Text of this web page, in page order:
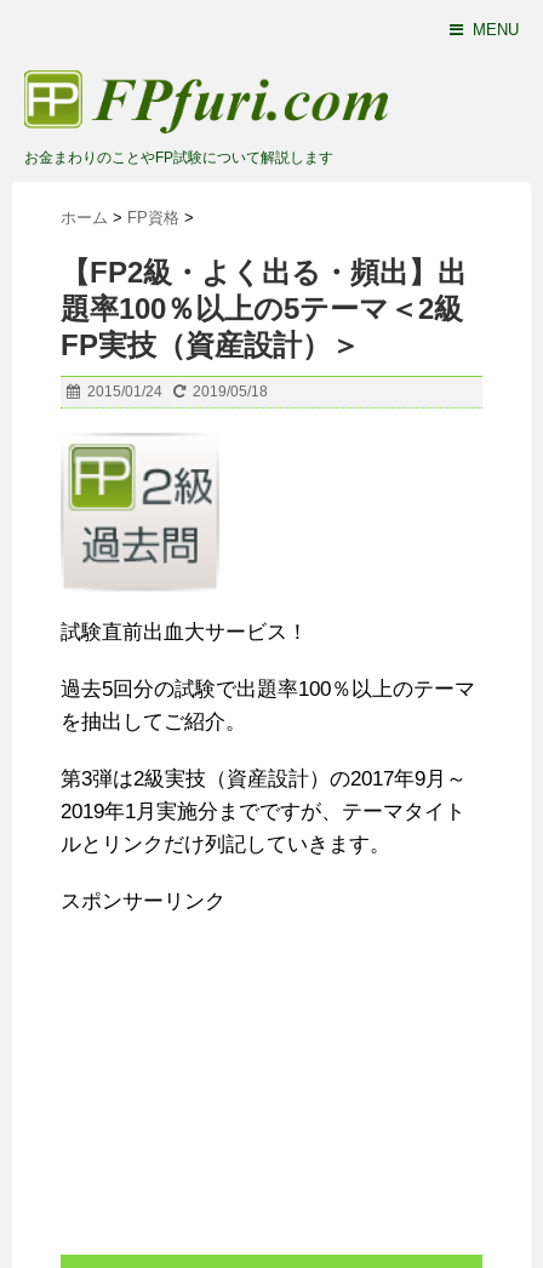
MENU
お金まわりのことやFP試験について解説します
ホーム > FP資格 >
【FP2級・よく出る・頻出】出
題率100％以上の5テーマ＜2級
FP実技（資産設計）＞
2015/01/24 2019/05/18
試験直前出血大サービス！
過去5回分の試験で出題率100％以上のテーマ
を抽出してご紹介。
第3弾は2級実技（資産設計）の2017年9月～
2019年1月実施分までですが、テーマタイト
ルとリンクだけ列記していきます。
スポンサーリンク